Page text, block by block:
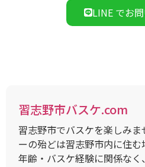
LINE でお
習志野市バスケ.com
習志野市でバスケを楽しみ
ーの殆どは習志野市内に住む
年齢・バスケ経験に関係な